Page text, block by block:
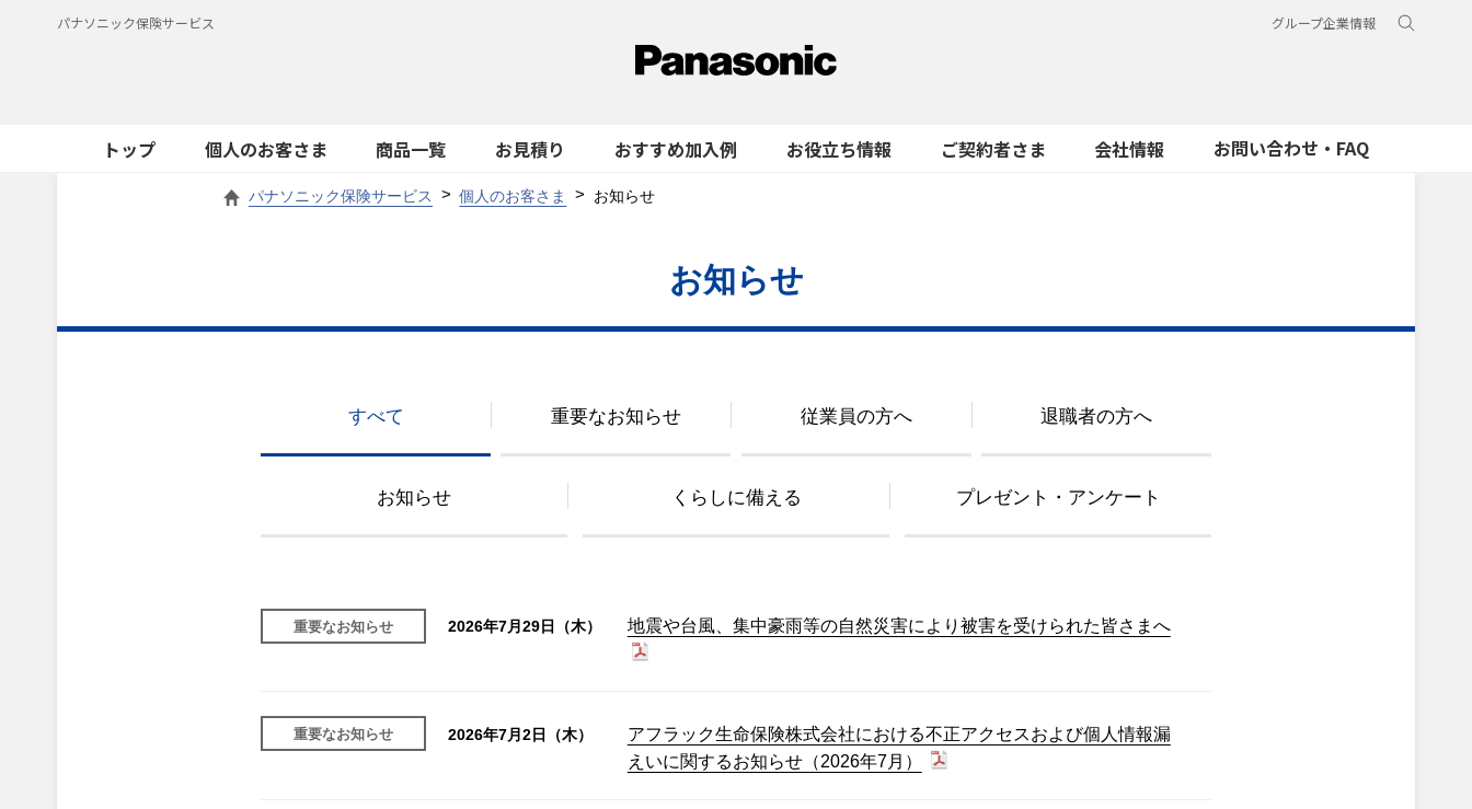
パナソニック保険サービス グループ企業情報
トップ 個人のお客さま 商品一覧 お見積り おすすめ加入例 お役立ち情報 ご契約者さま 会社情報 お問い合わせ・FAQ
パナソニック保険サービス 個人のお客さま お知らせ
お知らせ
すべて 重要なお知らせ 従業員の方へ 退職者の方へ
お知らせ くらしに備える プレゼント・アンケート
重要なお知らせ 2026年7月29日（木） 地震や台風、集中豪雨等の自然災害により被害を受けられた皆さまへ
重要なお知らせ 2026年7月2日（木）
アフラック生命保険株式会社における不正アクセスおよび個人情報漏
えいに関するお知らせ（2026年7月）